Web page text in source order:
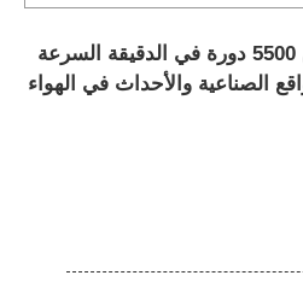
محرك توليد محول البنزين 5500 دورة في الدقيقة السرعة
الصناعية والأحداث في الهواء